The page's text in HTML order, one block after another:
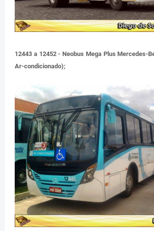
12443 a 12452 - Neobus Mega Plus Mercedes-
Ar-condicionado);